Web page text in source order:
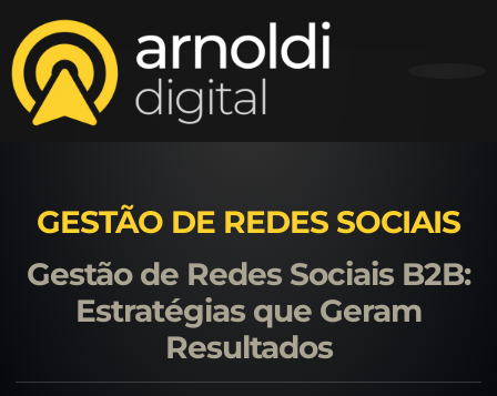
GESTÃO DE REDES SOCIAIS
Gestão de Redes Sociais B2B:
Estratégias que Geram
Resultados